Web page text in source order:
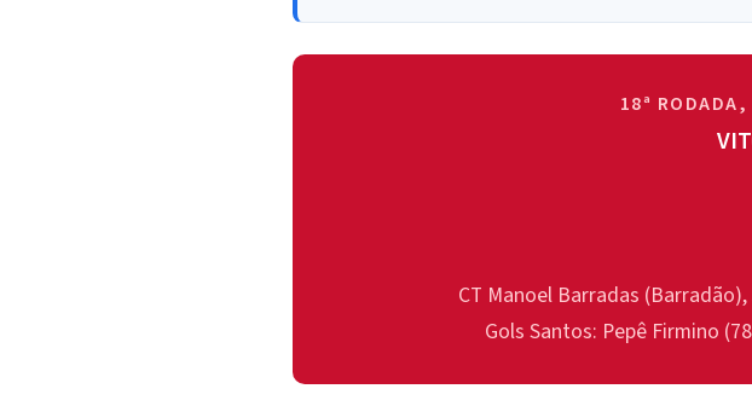
18ª
CT Manoel Barradas
Gols Santos: Pepê Firmino